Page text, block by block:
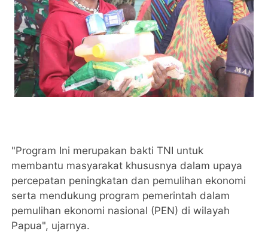
"Program Ini merupakan bakti TNI untuk
membantu masyarakat khususnya dalam upaya
percepatan peningkatan dan pemulihan ekonomi
serta mendukung program pemerintah dalam
pemulihan ekonomi nasional (PEN) di wilayah
Papua", ujarnya.